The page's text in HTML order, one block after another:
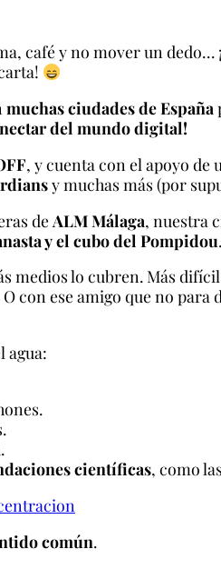
café y no mover un
muchas ciudades de España
del mundo digital!
, y cuenta con el apoyo
y muchas más (por
de ALMMálaga, nuestra
y el cubo del Pompidou
medios lo cubren. Más
con ese amigo que no
agua:
.
científicas, como
común